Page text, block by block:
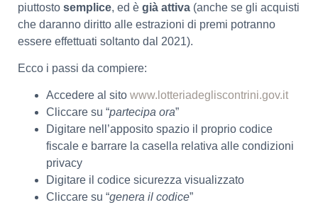
piuttosto semplice, ed è già attiva (anche se gli acquisti
che daranno diritto alle estrazioni di premi potranno
essere effettuati soltanto dal 2021).
Ecco i passi da compiere:
Accedere al sito www.lotteriadegliscontrini.gov.it
Cliccare su “partecipa ora”
Digitare nell’apposito spazio il proprio codice
fiscale e barrare la casella relativa alle condizioni
privacy
Digitare il codice sicurezza visualizzato
Cliccare su “genera il codice”